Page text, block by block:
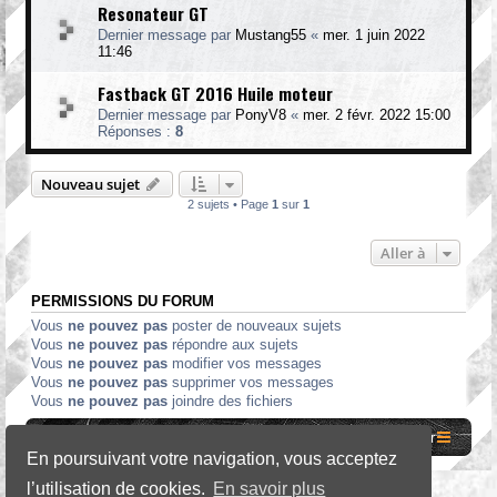
En poursuivant votre navigation, vous acceptez
l’utilisation de cookies. En savoir plus
Resonateur GT
Dernier message par Mustang55 « mer. 1 juin 2022
11:46
Fastback GT 2016 Huile moteur
Dernier message par PonyV8 « mer. 2 févr. 2022 15:00
Réponses : 8
Nouveau sujet
2 sujets • Page 1 sur 1
Aller à
PERMISSIONS DU FORUM
Vous ne pouvez pas poster de nouveaux sujets
Vous ne pouvez pas répondre aux sujets
Vous ne pouvez pas modifier vos messages
Vous ne pouvez pas supprimer vos messages
Vous ne pouvez pas joindre des fichiers
Nous contacter